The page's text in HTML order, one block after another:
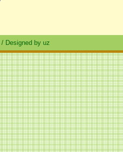
/ Designed by uz